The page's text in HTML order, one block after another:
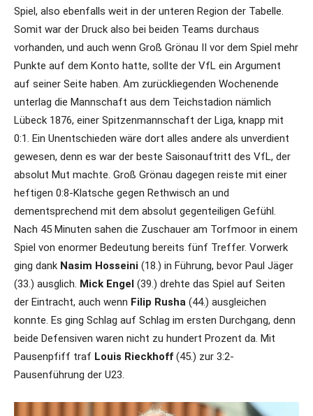
Spiel, also ebenfalls weit in der unteren Region der Tabelle.
Somit war der Druck also bei beiden Teams durchaus
vorhanden, und auch wenn Groß Grönau II vor dem Spiel mehr
Punkte auf dem Konto hatte, sollte der VfL ein Argument
auf seiner Seite haben. Am zurückliegenden Wochenende
unterlag die Mannschaft aus dem Teichstadion nämlich
Lübeck 1876, einer Spitzenmannschaft der Liga, knapp mit
0:1. Ein Unentschieden wäre dort alles andere als unverdient
gewesen, denn es war der beste Saisonauftritt des VfL, der
absolut Mut machte. Groß Grönau dagegen reiste mit einer
heftigen 0:8-Klatsche gegen Rethwisch an und
dementsprechend mit dem absolut gegenteiligen Gefühl.
Nach 45 Minuten sahen die Zuschauer am Torfmoor in einem
Spiel von enormer Bedeutung bereits fünf Treffer. Vorwerk
ging dank Nasim Hosseini (18.) in Führung, bevor Paul Jäger
(33.) ausglich. Mick Engel (39.) drehte das Spiel auf Seiten
der Eintracht, auch wenn Filip Rusha (44.) ausgleichen
konnte. Es ging Schlag auf Schlag im ersten Durchgang, denn
beide Defensiven waren nicht zu hundert Prozent da. Mit
Pausenpfiff traf Louis Rieckhoff (45.) zur 3:2-
Pausenführung der U23.